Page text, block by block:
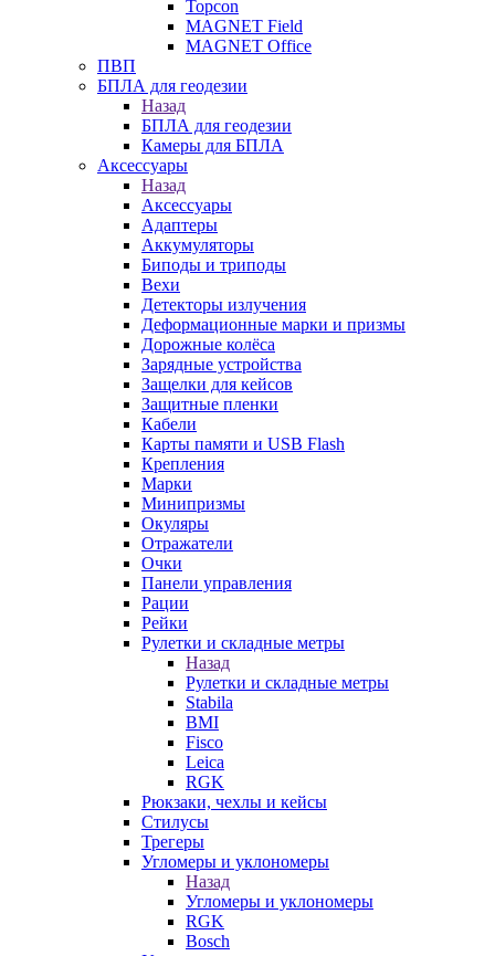
Topcon
MAGNET Field
MAGNET Office
ПВП
БПЛА для геодезии
Назад
БПЛА для геодезии
Камеры для БПЛА
Аксессуары
Назад
Аксессуары
Адаптеры
Аккумуляторы
Биподы и триподы
Вехи
Детекторы излучения
Деформационные марки и призмы
Дорожные колёса
Зарядные устройства
Защелки для кейсов
Защитные пленки
Кабели
Карты памяти и USB Flash
Крепления
Марки
Минипризмы
Окуляры
Отражатели
Очки
Панели управления
Рации
Рейки
Рулетки и складные метры
Назад
Рулетки и складные метры
Stabila
BMI
Fisco
Leica
RGK
Рюкзаки, чехлы и кейсы
Стилусы
Трегеры
Угломеры и уклономеры
Назад
Угломеры и уклономеры
RGK
Bosch